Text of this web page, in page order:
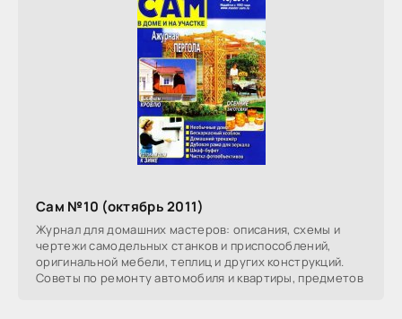
Сам №10 (октябрь 2011)
Журнал для домашних мастеров: описания, схемы и
чертежи самодельных станков и приспособлений,
оригинальной мебели, теплиц и других конструкций.
Советы по ремонту автомобиля и квартиры, предметов